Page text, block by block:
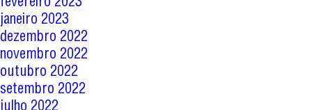
janeiro 2023
dezembro 2022
novembro 2022
outubro 2022
setembro 2022
julho 2022